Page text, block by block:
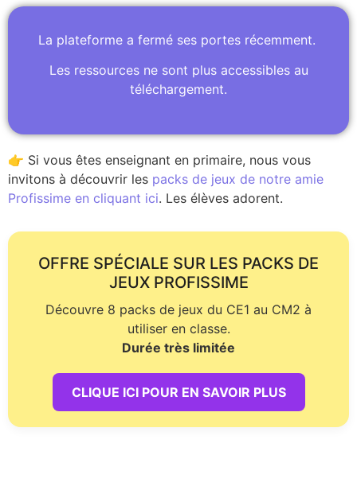
La plateforme a fermé ses portes récemment.
Les ressources ne sont plus accessibles au
téléchargement.
👉 Si vous êtes enseignant en primaire, nous vous
invitons à découvrir les packs de jeux de notre amie
Profissime en cliquant ici. Les élèves adorent.
OFFRE SPÉCIALE SUR LES PACKS DE
JEUX PROFISSIME
Découvre 8 packs de jeux du CE1 au CM2 à
utiliser en classe.
Durée très limitée
CLIQUE ICI POUR EN SAVOIR PLUS